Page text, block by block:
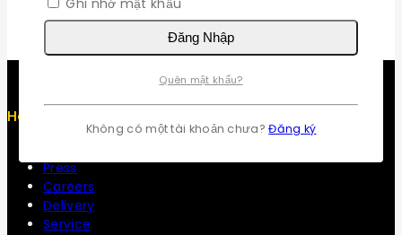
Help
Press
Careers
Delivery
Service
Đăng Nhập
Quên mật khẩu?
Không có một tài khoản chưa?Đăng ký